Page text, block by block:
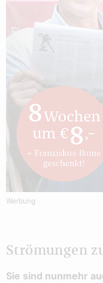
Werbung
Strömungen
Sie sind nunmehr